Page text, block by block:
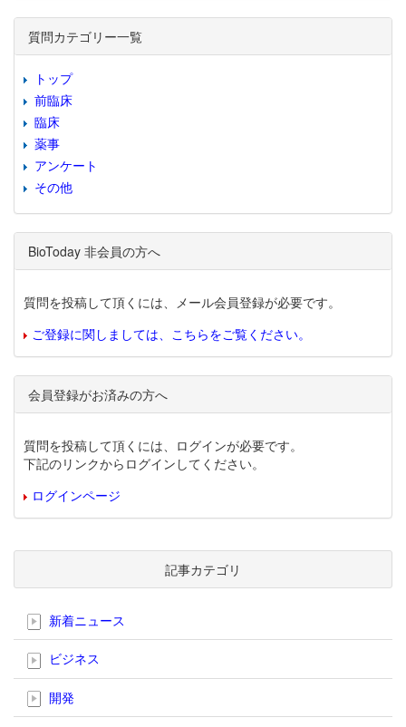
質問カテゴリー一覧
トップ
前臨床
臨床
薬事
アンケート
その他
BioToday 非会員の方へ
質問を投稿して頂くには、メール会員登録が必要です。
ご登録に関しましては、こちらをご覧ください。
会員登録がお済みの方へ
質問を投稿して頂くには、ログインが必要です。
下記のリンクからログインしてください。
ログインページ
記事カテゴリ
新着ニュース
ビジネス
開発